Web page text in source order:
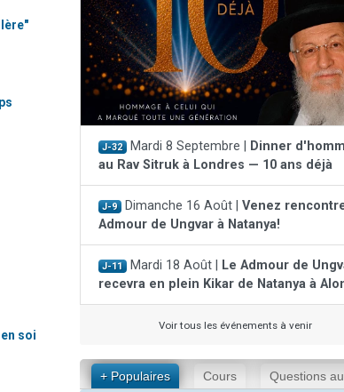
soi
J-32 Mardi 8 Septembre |
Dinner
au Rav Sitruk à Londres — 10 ans déjà
J-9 Dimanche 16 Août | Venez
Admour de Ungvar à Natanya!
J-11 Mardi 18 Août |
Le Admour de
recevra en plein Kikar de Natanya à
Voir tous les événements à venir
+ Populaires Cours Questions